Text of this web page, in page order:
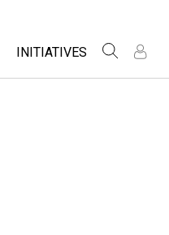
Website
Navigation
INITIATIVES
เ
เ